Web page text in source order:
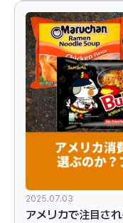
2025.07.03
アメリカで注目さ